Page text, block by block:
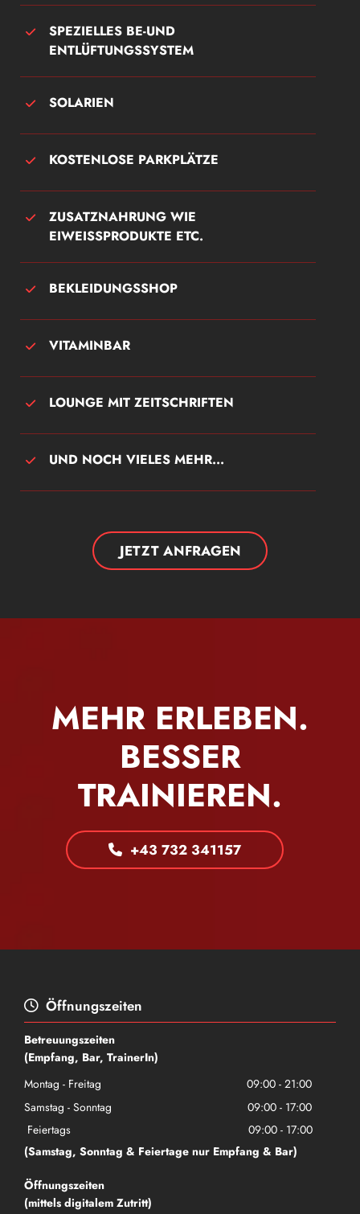
SPEZIELLES BE-UND
ENTLÜFTUNGSSYSTEM
SOLARIEN
KOSTENLOSE PARKPLÄTZE
ZUSATZNAHRUNG WIE
EIWEISSPRODUKTE ETC.
BEKLEIDUNGSSHOP
VITAMINBAR
LOUNGE MIT ZEITSCHRIFTEN
UND NOCH VIELES MEHR...
JETZT ANFRAGEN
MEHR ERLEBEN.
BESSER
TRAINIEREN.
+43 732 341157
Öffnungszeiten
Betreuungszeiten
(Empfang, Bar, TrainerIn)
Montag - Freitag
09:00 - 21:00
Samstag - Sonntag
09:00 - 17:00
Feiertags
09:00 - 17:00
(Samstag, Sonntag & Feiertage nur Empfang & Bar)
Öffnungszeiten
(mittels digitalem Zutritt)